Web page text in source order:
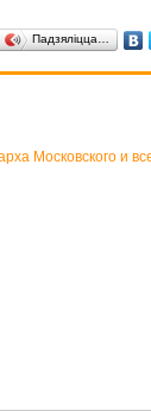
Падзяліцца…
Московского и